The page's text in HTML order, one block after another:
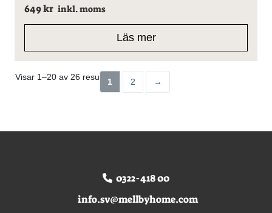
Visar 1–20 av 26 resultat
649kr inkl. moms
Läs mer
1 2 →
0322-418 00
info.sv@mellbyhome.com